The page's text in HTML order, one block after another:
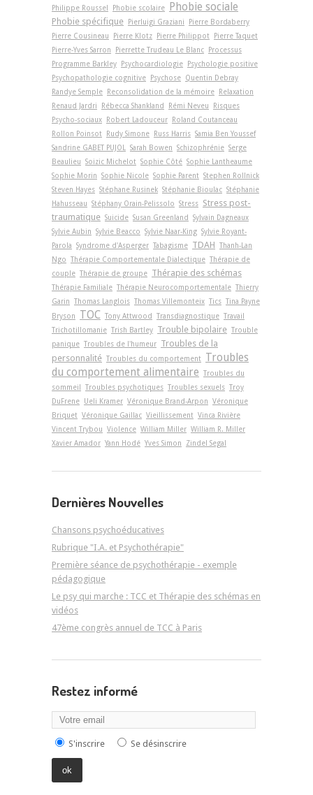
Philippe Roussel
Phobie scolaire Phobie sociale
Phobie spécifique Pierluigi Graziani
Pierre Bordaberry
Pierre Cousineau
Pierre Klotz Pierre Philippot
Pierre Taquet
Pierre-Yves Sarron
Pierrette Trudeau Le Blanc
Processus
Programme Barkley
Psychocardiologie
Psychologie positive
Psychopathologie cognitive
Psychose Quentin Debray
Randye Semple
Reconsolidation de la mémoire
Relaxation
Renaud Jardri
Rébecca Shankland Rémi Neveu
Risques
Psycho-sociaux
Robert Ladouceur
Roland Coutanceau
Rollon Poinsot
Rudy Simone Russ Harris Samia Ben Youssef
Sandrine GABET PUJOL
Sarah Bowen Schizophrénie Serge
Beaulieu Soizic Michelot Sophie Côté Sophie Lantheaume
Sophie Morin Sophie Nicole Sophie Parent Stephen Rollnick
Steven Hayes Stéphane Rusinek Stéphanie Bioulac Stéphanie
Hahusseau Stéphany Orain-Pelissolo Stress Stress post-
traumatique Suicide Susan Greenland
Sylvain Dagneaux
Sylvie Aubin Sylvie Beacco Sylvie Naar-King Sylvie Royant-
Parola Syndrome d'Asperger Tabagisme TDAH Thanh-Lan
Ngo Thérapie Comportementale Dialectique Thérapie de
couple Thérapie de groupe Thérapie des schémas
Thérapie Familiale Thérapie Neurocomportementale Thierry
Garin Thomas Langlois Thomas Villemonteix Tics Tina Payne
Bryson
TOC Tony Attwood Transdiagnostique Travail
Trichotillomanie Trish Bartley Trouble bipolaire Trouble
panique Troubles de l'humeur Troubles de la
personnalité Troubles du comportement
Troubles
du comportement alimentaire Troubles du
sommeil
Troubles psychotiques Troubles sexuels Troy
DuFrene
Ueli Kramer Véronique Brand-Arpon Véronique
Briquet Véronique Gaillac Vieillissement Vinca Rivière
Vincent Trybou Violence William Miller William R. Miller
Xavier Amador Yann Hodé Yves Simon Zindel Segal
Dernières Nouvelles
Chansons psychoéducatives
Rubrique "I.A. et Psychothérapie"
Première séance de psychothérapie - exemple
pédagogique
Le psy qui marche : TCC et Thérapie des schémas en
vidéos
47ème congrès annuel de TCC à Paris
Restez informé
S'inscrire Se désinscrire